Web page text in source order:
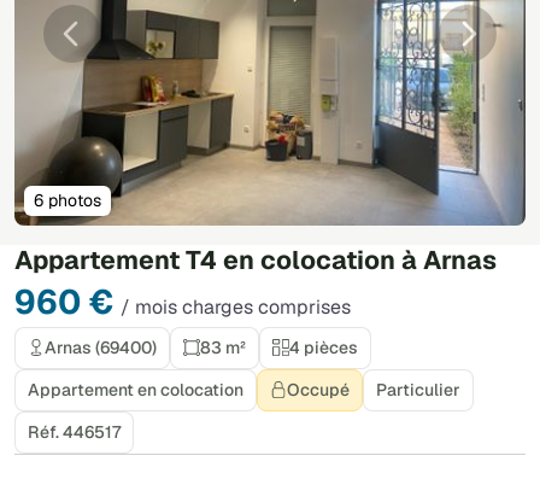
Appartement T4 en colocation à Arnas
960 € / mois charges comprises
Précédente
6 photos
Arnas (69400) 83 m²
4 pièces
Appartement en colocation
Occupé
Particulier
Réf. 446517